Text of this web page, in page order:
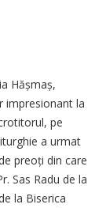
Hășmaș,
impresionant la
pe
a urmat
preoți din care
Sas Radu de la
la Biserica